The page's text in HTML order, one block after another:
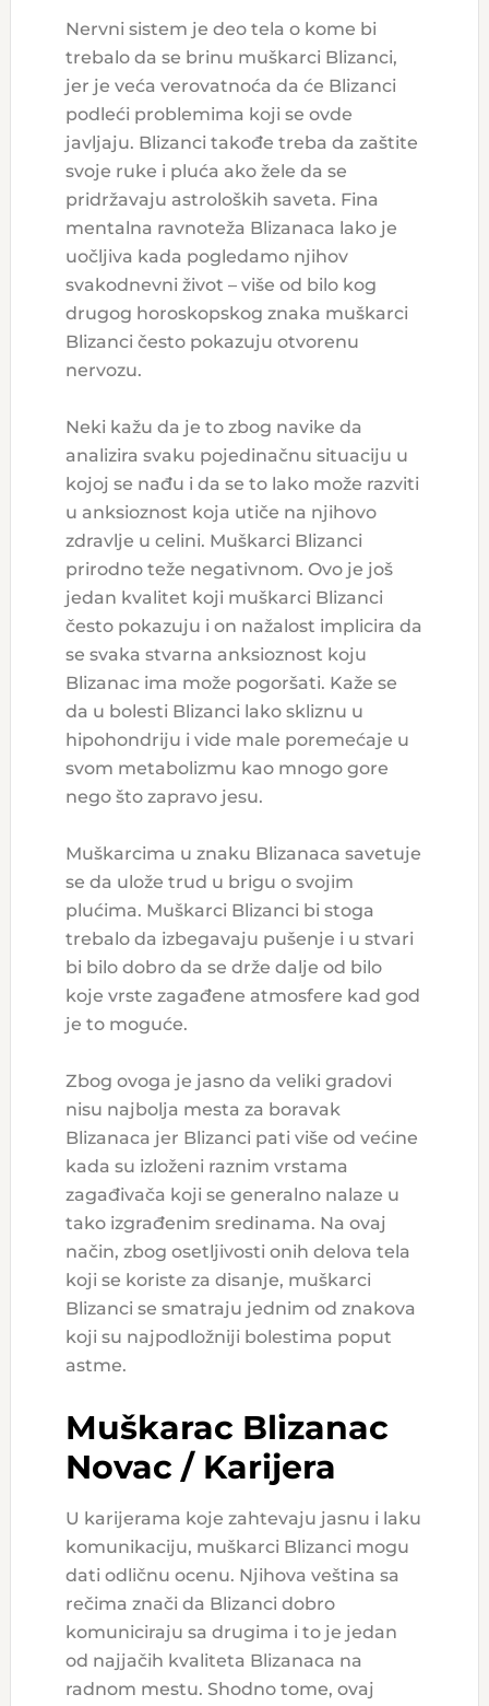
Nervni sistem je deo tela o kome bi
trebalo da se brinu muškarci Blizanci,
jer je veća verovatnoća da će Blizanci
podleći problemima koji se ovde
javljaju. Blizanci takođe treba da zaštite
svoje ruke i pluća ako žele da se
pridržavaju astroloških saveta. Fina
mentalna ravnoteža Blizanaca lako je
uočljiva kada pogledamo njihov
svakodnevni život – više od bilo kog
drugog horoskopskog znaka muškarci
Blizanci često pokazuju otvorenu
nervozu.
Neki kažu da je to zbog navike da
analizira svaku pojedinačnu situaciju u
kojoj se nađu i da se to lako može razviti
u anksioznost koja utiče na njihovo
zdravlje u celini. Muškarci Blizanci
prirodno teže negativnom. Ovo je još
jedan kvalitet koji muškarci Blizanci
često pokazuju i on nažalost implicira da
se svaka stvarna anksioznost koju
Blizanac ima može pogoršati. Kaže se
da u bolesti Blizanci lako skliznu u
hipohondriju i vide male poremećaje u
svom metabolizmu kao mnogo gore
nego što zapravo jesu.
Muškarcima u znaku Blizanaca savetuje
se da ulože trud u brigu o svojim
plućima. Muškarci Blizanci bi stoga
trebalo da izbegavaju pušenje i u stvari
bi bilo dobro da se drže dalje od bilo
koje vrste zagađene atmosfere kad god
je to moguće.
Zbog ovoga je jasno da veliki gradovi
nisu najbolja mesta za boravak
Blizanaca jer Blizanci pati više od većine
kada su izloženi raznim vrstama
zagađivača koji se generalno nalaze u
tako izgrađenim sredinama. Na ovaj
način, zbog osetljivosti onih delova tela
koji se koriste za disanje, muškarci
Blizanci se smatraju jednim od znakova
koji su najpodložniji bolestima poput
astme.
Muškarac Blizanac
Novac / Karijera
U karijerama koje zahtevaju jasnu i laku
komunikaciju, muškarci Blizanci mogu
dati odličnu ocenu. Njihova veština sa
rečima znači da Blizanci dobro
komuniciraju sa drugima i to je jedan
od najjačih kvaliteta Blizanaca na
radnom mestu. Shodno tome, ovaj